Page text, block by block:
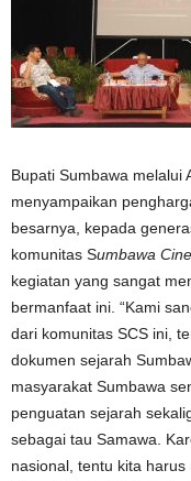
Bupati Sumbawa melalui
menyampaikan
besarnya, kepada
komunitas Sumbawa
kegiatan yang sangat
bermanfaat ini. “Kami
dari komunitas SCS ini,
dokumen sejarah
masyarakat Sumbawa
penguatan sejarah
sebagai tau Samawa.
nasional, tentu kita